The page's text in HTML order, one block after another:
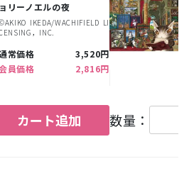
ョリーノエルの夜
IKEDA/WACHIFIELD LI
，INC.
常価格
3,520円
員価格
2,816円
カート追加 数量：